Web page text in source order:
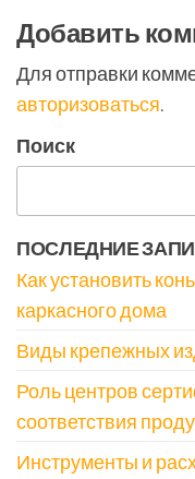
Добавить
Для отправки
авторизоваться.
Поиск
ПОСЛЕДНИЕ
Как установить
каркасного дома
Виды крепежных
Роль центров
соответствия
Инструменты и